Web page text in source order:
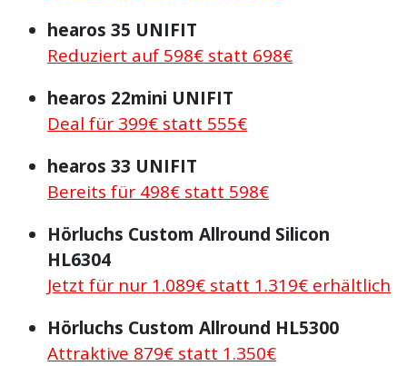
hearos 35 UNIFIT
Reduziert auf 598€ statt 698€
hearos 22mini UNIFIT
Deal für 399€ statt 555€
hearos 33 UNIFIT
Bereits für 498€ statt 598€
Hörluchs Custom Allround Silicon
HL6304
Jetzt für nur 1.089€ statt 1.319€ erhältlich
Hörluchs Custom Allround HL5300
Attraktive 879€ statt 1.350€